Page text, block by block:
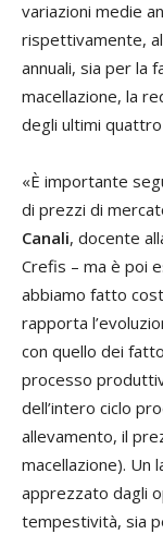
variazioni medie
rispettivamente,
annuali, sia per la
macellazione, la
degli ultimi quattro
«È importante
di prezzi di
Canali, docente
Crefis – ma è poi
abbiamo fatto
rapporta
con quello dei
processo
dell’intero ciclo
allevamento, il
macellazione). Un
apprezzato dagli
tempestività, sia